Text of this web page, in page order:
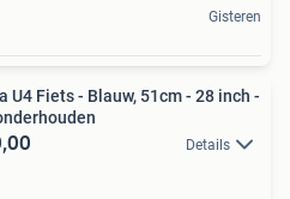
Gisteren
U4 Fiets - Blauw, 51cm - 28 inch -
Details